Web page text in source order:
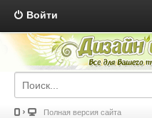
Войти
Полная версия сайта